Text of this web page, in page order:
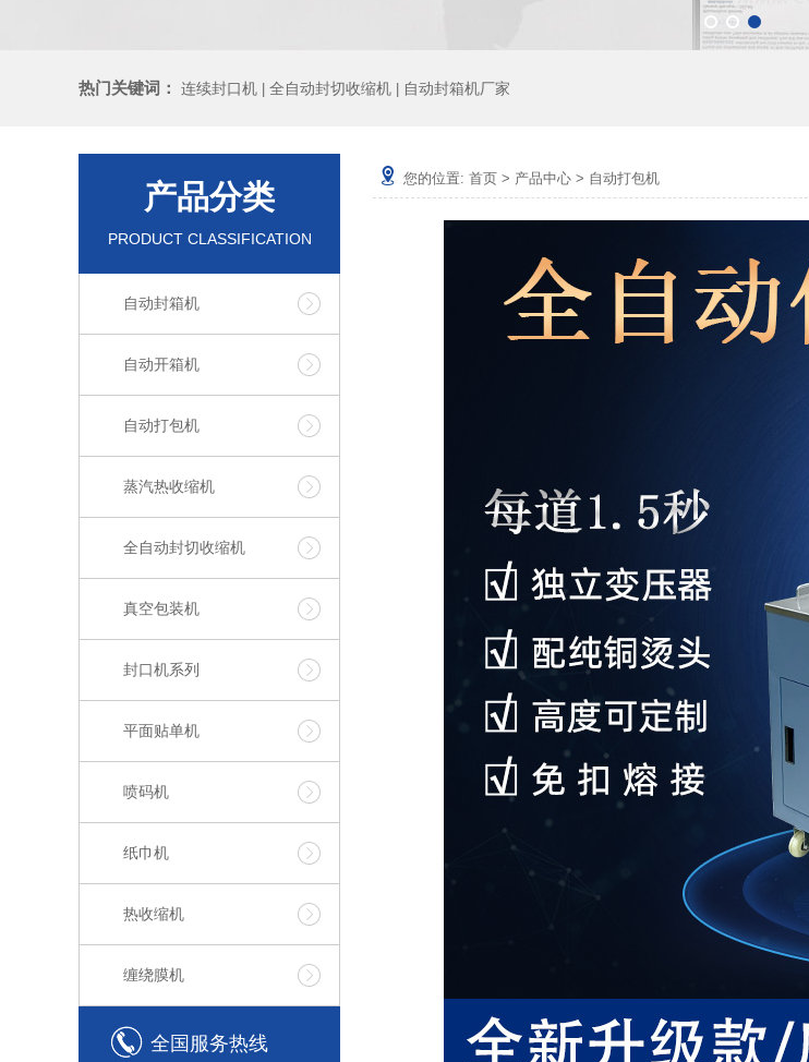
热门关键词： 连续封口机 全自动封切收缩机 自动封箱机厂家
产品分类
PRODUCT CLASSIFICATION
自动封箱机
自动开箱机
自动打包机
蒸汽热收缩机
全自动封切收缩机
真空包装机
封口机系列
平面贴单机
喷码机
纸巾机
热收缩机
缠绕膜机
全国服务热线
您的位置: 首页 > 产品中心 > 自动打包机